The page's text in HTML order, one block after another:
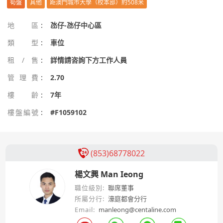
筍盤 其他 距澳門城市大學（校本部）約508米
地區 :
氹仔-氹仔中心區
類型 :
車位
租/售 :
詳情請咨詢下方工作人員
管理費 :
2.70
樓齡 :
7年
樓盤編號 : #F1059102
(853)68778022
楊文興 Man Ieong
職位級別: 聯席董事
所屬分行: 濠庭都會分行
Email: manleong@centaline.com